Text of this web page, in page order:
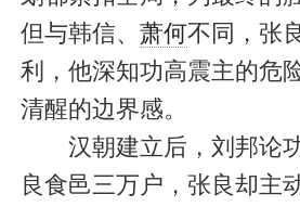
但与韩信、 萧何不同，张
利，他深知功高震主的危
清醒的边界感。
汉朝建立后，刘邦论
良食邑三万户，张良却主